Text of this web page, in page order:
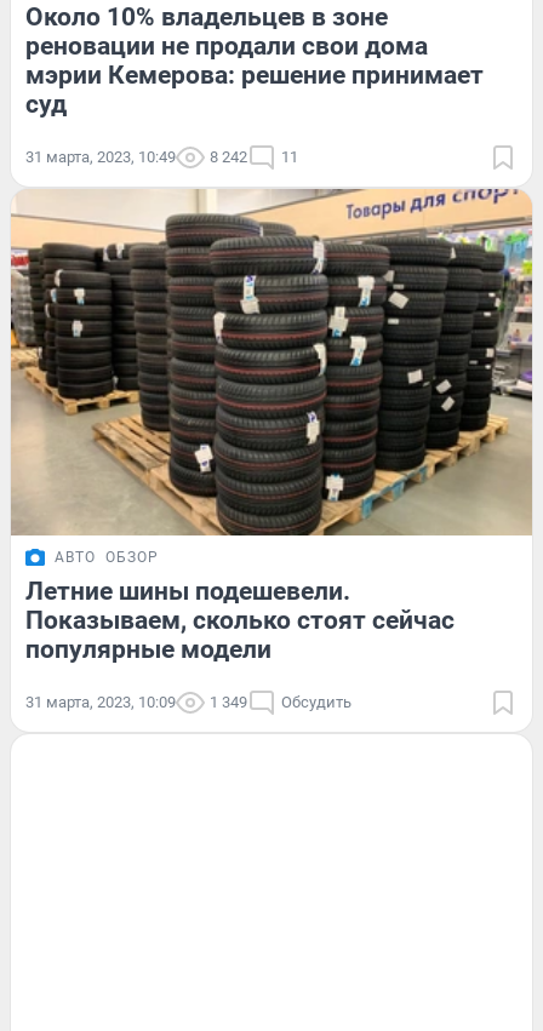
Около 10% владельцев в зоне
реновации не продали свои дома
мэрии Кемерова: решение принимает
суд
31 марта, 2023, 10:49 8 242 11
АВТО ОБЗОР
Летние шины подешевели.
Показываем, сколько стоят сейчас
популярные модели
31 марта, 2023, 10:09 1 349 Обсудить